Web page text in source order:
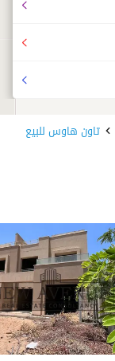
تاون هاوس للبيع